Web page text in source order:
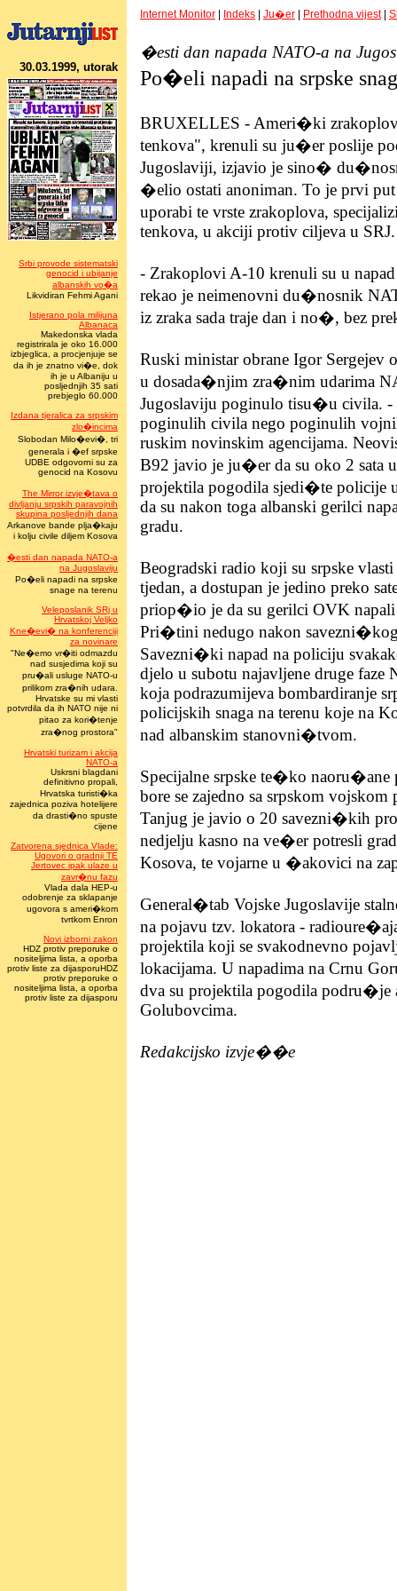
30.03.1999, utorak
Srbi provode sistematski
genocid i ubijanje
albanskih vo�a
Likvidiran Fehmi Agani
Istjerano pola milijuna
Albanaca
Makedonska vlada
registrirala je oko 16.000
izbjeglica, a procjenjuje se
da ih je znatno vi�e, dok
ih je u Albaniju u
posljednjih 35 sati
prebjeglo 60.000
Izdana tjeralica za srpskim
zlo�incima
Slobodan Milo�evi�, tri
generala i �ef srpske
UDBE odgovorni su za
genocid na Kosovu
The Mirror izvje�tava o
divljanju srpskih paravojnih
skupina posljednjih dana
Arkanove bande plja�kaju
i kolju civile diljem Kosova
�esti dan napada NATO-a
na Jugoslaviju
Po�eli napadi na srpske
snage na terenu
Veleposlanik SRj u
Hrvatskoj Veljko
Kne�evi� na konferenciji
za novinare
"Ne�emo vr�iti odmazdu
nad susjedima koji su
pru�ali usluge NATO-u
prilikom zra�nih udara.
Hrvatske su mi vlasti
potvrdila da ih NATO nije ni
pitao za kori�tenje
zra�nog prostora"
Hrvatski turizam i akcija
NATO-a
Uskrsni blagdani
definitivno propali,
Hrvatska turisti�ka
zajednica poziva hotelijere
da drasti�no spuste
cijene
Zatvorena sjednica Vlade:
Ugovori o gradnji TE
Jertovec ipak ulaze u
zavr�nu fazu
Vlada dala HEP-u
odobrenje za sklapanje
ugovora s ameri�kom
tvrtkom Enron
Novi izborni zakon
HDZ protiv preporuke o
nositeljima lista, a oporba
protiv liste za dijasporuHDZ
protiv preporuke o
nositeljima lista, a oporba
protiv liste za dijasporu
Internet Monitor | Indeks | Ju�er | Prethodna vijest|
�esti dan napada NATO-a na
Po�eli napadi na srpske
BRUXELLES - Ameri�ki
tenkova", krenuli su ju�er poslije
Jugoslaviji, izjavio je sino�
�elio ostati anoniman. To je prvi
uporabi te vrste zrakoplova,
tenkova, u akciji protiv ciljeva u SRJ.
- Zrakoplovi A-10 krenuli su u
rekao je neimenovni du�nosnik
iz zraka sada traje dan i no�, bez
Ruski ministar obrane Igor Sergejev
u dosada�njim zra�nim udarima
Jugoslaviju poginulo tisu�u civila. -
poginulih civila nego poginulih
ruskim novinskim agencijama.
B92 javio je ju�er da su oko 2
projektila pogodila sjedi�te
da su nakon toga albanski gerilci
gradu.
Beogradski radio koji su srpske
tjedan, a dostupan je jedino preko
priop�io je da su gerilci OVK
Pri�tini nedugo nakon savezni�kog
Savezni�ki napad na policiju
djelo u subotu najavljene druge faze
koja podrazumijeva bombardiranje
policijskih snaga na terenu koje na
nad albanskim stanovni�tvom.
Specijalne srpske te�ko naoru�ane
bore se zajedno sa srpskom
Tanjug je javio o 20 savezni�kih
nedjelju kasno na ve�er potresli
Kosova, te vojarne u �akovici na
General�tab Vojske Jugoslavije
na pojavu tzv. lokatora -
projektila koji se svakodnevno
lokacijama. U napadima na Crnu
dva su projektila pogodila podru�je
Golubovcima.
Redakcijsko izvje��e